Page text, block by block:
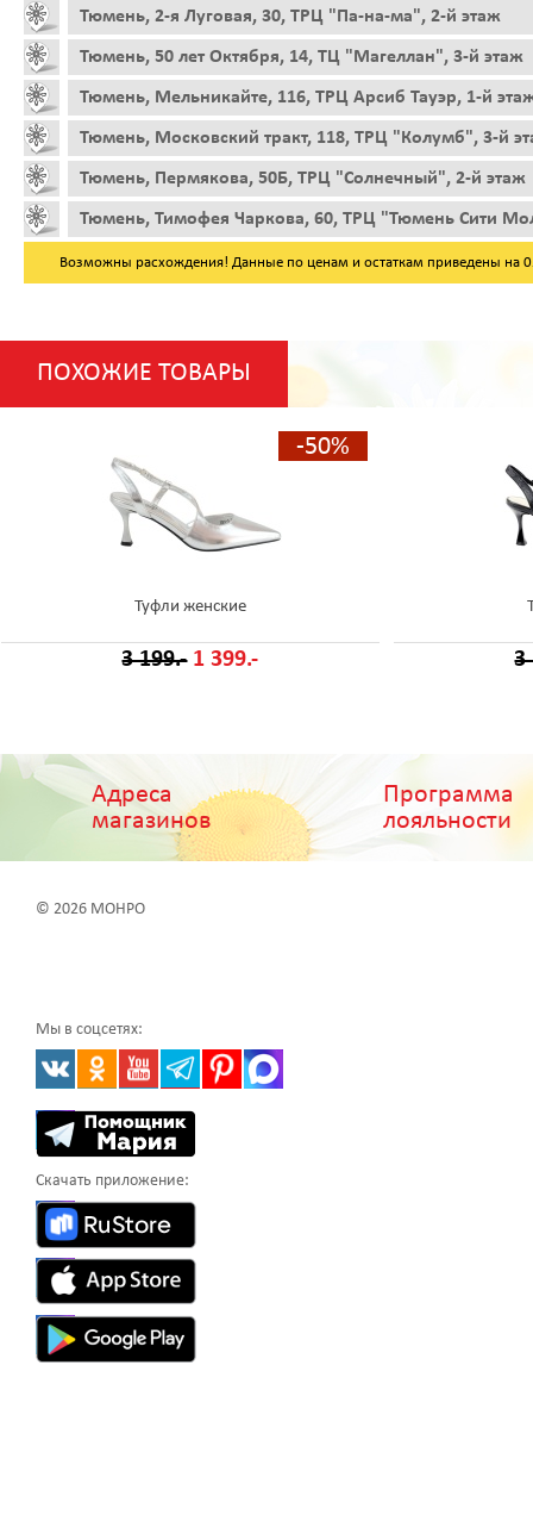
Тюмень, 2-я Луговая, 30, ТРЦ "Па-на-ма", 2-й этаж
Тюмень, 50 лет Октября, 14, ТЦ "Магеллан", 3-й этаж
Тюмень, Мельникайте, 116, ТРЦ Арсиб Тауэр, 1-й
Тюмень, Московский тракт, 118, ТРЦ "Колумб", 3-й
Тюмень, Пермякова, 50Б, ТРЦ "Солнечный", 2-й этаж
Тюмень, Тимофея Чаркова, 60, ТРЦ "Тюмень Сити
Возможны расхождения! Данные по ценам и остаткам приведены на
ПОХОЖИЕ ТОВАРЫ
-50%
Туфли женские
3 199.- 1 399.- 3
Адреса
магазинов
Программа
лояльности
© 2026 МОНРО
Мы в соцсетях:
Скачать приложение: